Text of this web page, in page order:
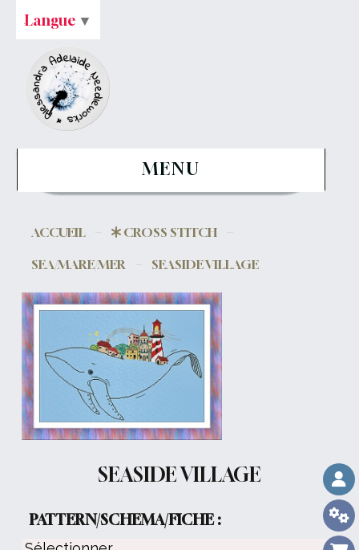
MENU
ACCUEIL
CROSS STITCH
SEA/MARE/MER
SEASIDE VILLAGE
SEASIDE VILLAGE
PATTERN/SCHEMA/FICHE :
Langue ▼